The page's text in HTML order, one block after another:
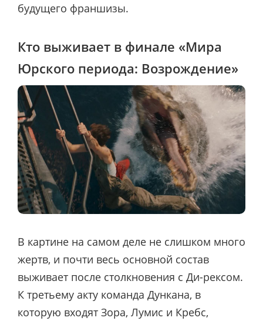
будущего франшизы.
Кто выживает в финале «Мира
Юрского периода: Возрождение»
В картине на самом деле не слишком много
жертв, и почти весь основной состав
выживает после столкновения с Ди-рексом.
К третьему акту команда Дункана, в
которую входят Зора, Лумис и Кребс,